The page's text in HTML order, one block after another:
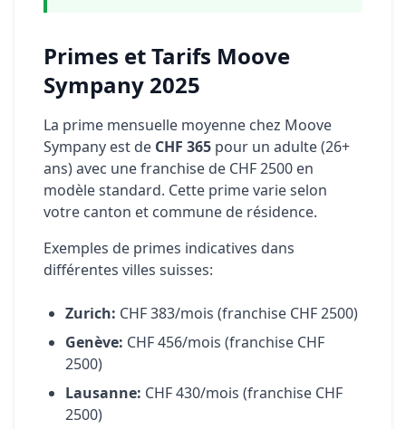
Primes et Tarifs Moove
Sympany 2025
La prime mensuelle moyenne chez Moove
Sympany est de CHF 365 pour un adulte (26+
ans) avec une franchise de CHF 2500 en
modèle standard. Cette prime varie selon
votre canton et commune de résidence.
Exemples de primes indicatives dans
différentes villes suisses:
Zurich: CHF 383/mois (franchise CHF 2500)
Genève: CHF 456/mois (franchise CHF
2500)
Lausanne: CHF 430/mois (franchise CHF
2500)